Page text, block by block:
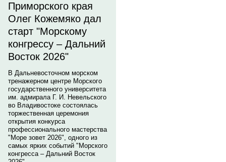
Приморского края
Олег Кожемяко дал
старт "Морскому
конгрессу – Дальний
Восток 2026"
В Дальневосточном морском
тренажерном центре Морского
государственного университета
им. адмирала Г. И. Невельского
во Владивостоке состоялась
торжественная церемония
открытия конкурса
профессионального мастерства
"Море зовет 2026", одного из
самых ярких событий "Морского
конгресса – Дальний Восток